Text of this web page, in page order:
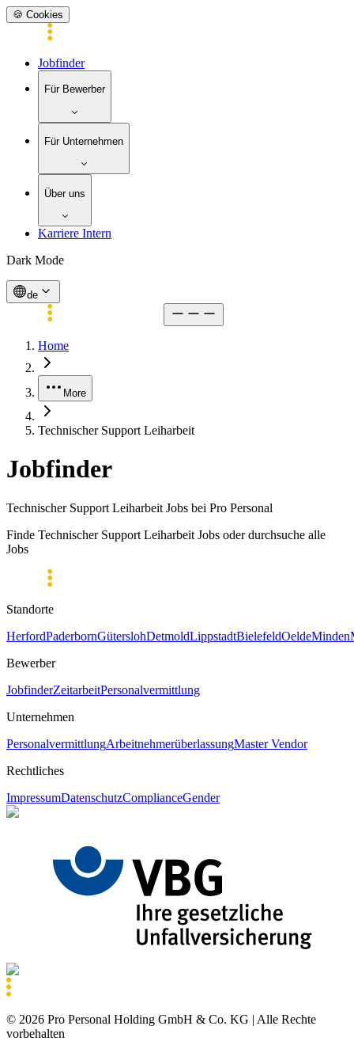
🍪 Cookies
Jobfinder
Für Bewerber
Für Unternehmen
Über uns
Karriere Intern
Dark Mode
de
Home
More
Technischer Support Leiharbeit
Jobfinder
Technischer Support Leiharbeit Jobs bei Pro Personal
Finde Technischer Support Leiharbeit Jobs oder durchsuche alle
Jobs
Standorte
HerfordPaderbornGüterslohDetmoldLippstadtBielefeldOeldeMinden
Bewerber
JobfinderZeitarbeitPersonalvermittlung
Unternehmen
PersonalvermittlungArbeitnehmerüberlassungMaster Vendor
Rechtliches
ImpressumDatenschutzComplianceGender
© 2026 Pro Personal Holding GmbH & Co. KG | Alle Rechte
vorbehalten